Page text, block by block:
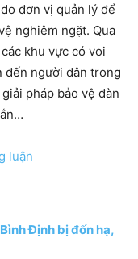
đơn vị quản lý để
nghiêm ngặt. Qua
khu vực có voi
đến người dân trong
pháp bảo vệ đàn
luận
Định bị đốn hạ,